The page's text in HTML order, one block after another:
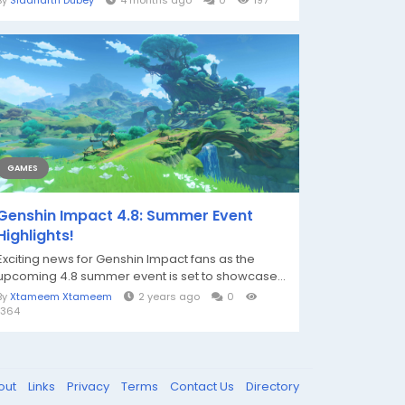
GAMES
Impact 4.8: Summer Event
news for Genshin Impact fans as the
4.8 summer event is set to showcase...
Xtameem Xtameem 2 years ago
0
Links Privacy Terms Contact Us Directory